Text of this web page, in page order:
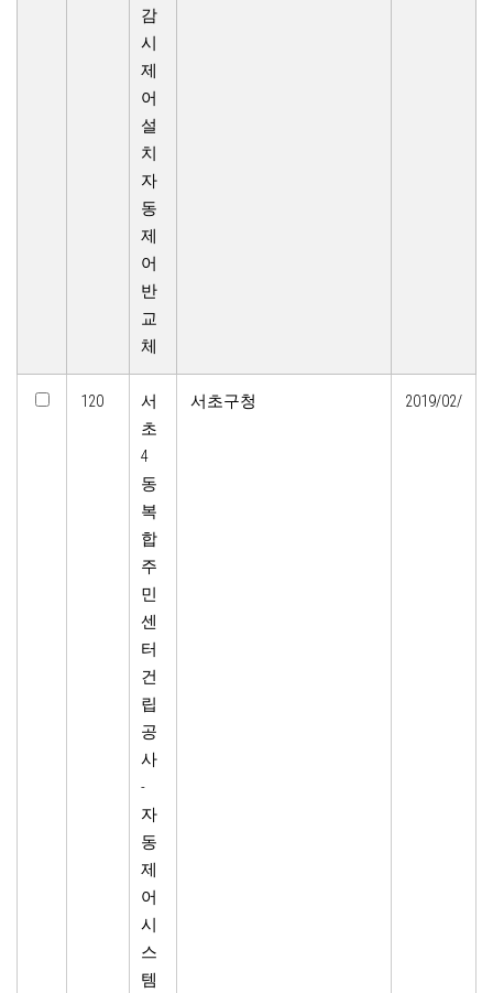
감
시
제
어
설
치
자
동
제
어
반
교
체
120
서
초
4
동
복
합
주
민
센
터
건
립
공
사
-
자
동
제
어
시
스
템
서초구청 2019/02/